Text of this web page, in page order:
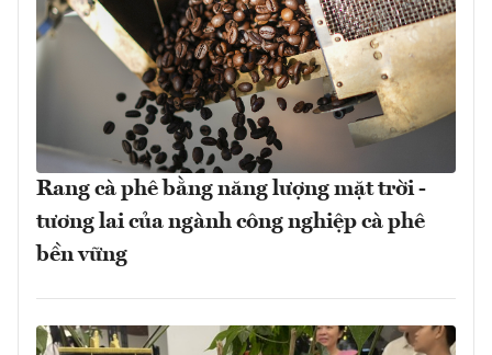
Rang cà phê bằng năng lượng mặt trời -
tương lai của ngành công nghiệp cà phê
bền vững